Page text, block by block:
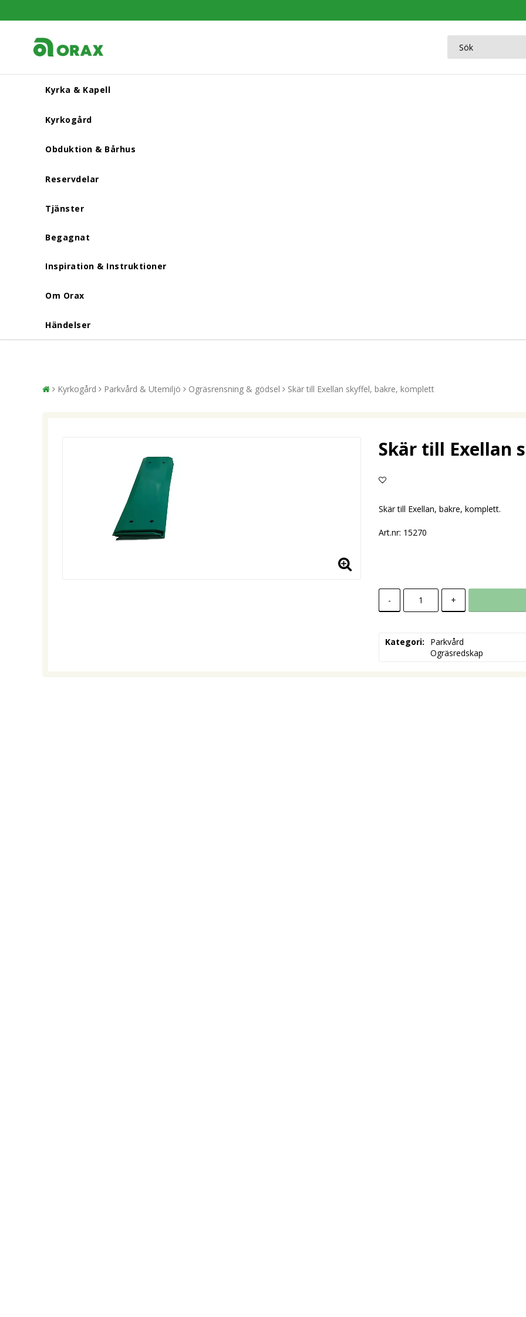
Kyrka & Kapell
Kyrkogård
Obduktion & Bårhus
Reservdelar
Tjänster
Begagnat
Inspiration & Instruktioner
Om Orax
Händelser
Kyrkogård Parkvård & Utemiljö Ogräsrensning & gödsel Skär till Exellan skyffel, bakre, komplett
Skär till Exellan
Skär till Exellan, bakre, komplett.
Art.nr: 15270
- +
Kategori
Parkvård
Ogräsredskap